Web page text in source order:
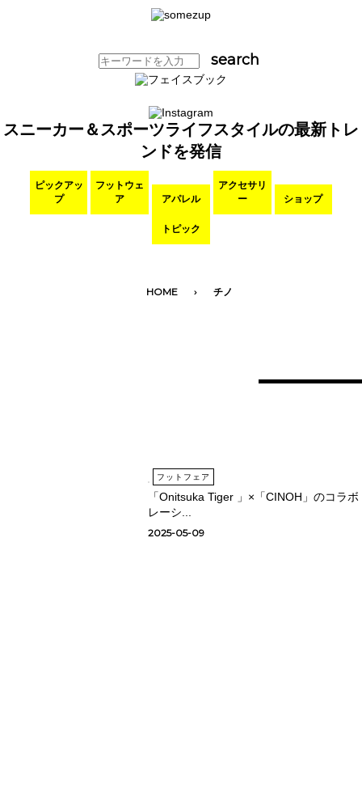
スニーカー＆スポーツライフスタイルの最新トレ
ンドを発信
ピックアッ
プ
フットウェ
ア
アパレル
アクセサリ
ー
ショップ
トピック
HOME チノ
フットフェア
「Onitsuka Tiger 」×「CINOH」のコラボ
レーシ...
2025-05-09